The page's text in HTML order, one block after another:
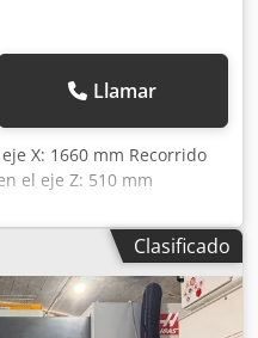
Llamar
X: 1660 mm Recorrido
el eje Z: 510 mm
control: Mazatrol 640M
30
Clasificado